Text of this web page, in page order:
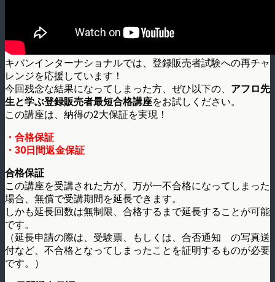
キバンインターナショナルでは、登録販売者試験への再チャ
レンジを応援しています！
今回残念な結果になってしまった方、ぜひ以下の、 アフロ先
生と学ぶ登録販売者最短合格講座をお試しください。
この講座は、納得の2大保証を実現！
・合格保証
・30日間返金保証
合格保証
この講座を受講された方が、万が一不合格になってしまった
場合、無償で受講期間を延長できます。
しかも延長回数は無制限、合格するまで延長することが可能
です。
（延長申請の際は、受験票、もしくは、合否通知 の写真送
付など、不合格となってしまったことを証明するものが必要
です。）